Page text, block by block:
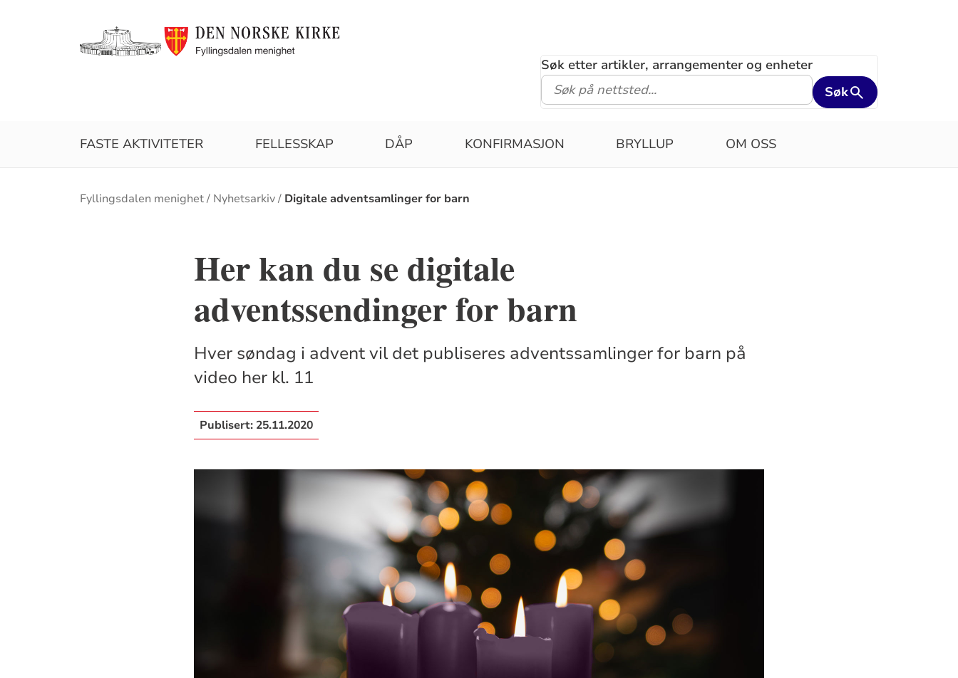
Søk etter artikler, arrangementer og enheter
Søk
FASTE AKTIVITETER FELLESSKAP DÅP KONFIRMASJON BRYLLUP OM OSS
Brødsmulesti
Fyllingsdalen menighet Nyhetsarkiv Digitale adventsamlinger for barn
Her kan du se digitale
adventssendinger for barn
Hver søndag i advent vil det publiseres adventssamlinger for barn på
video her kl. 11
Publisert: 25.11.2020